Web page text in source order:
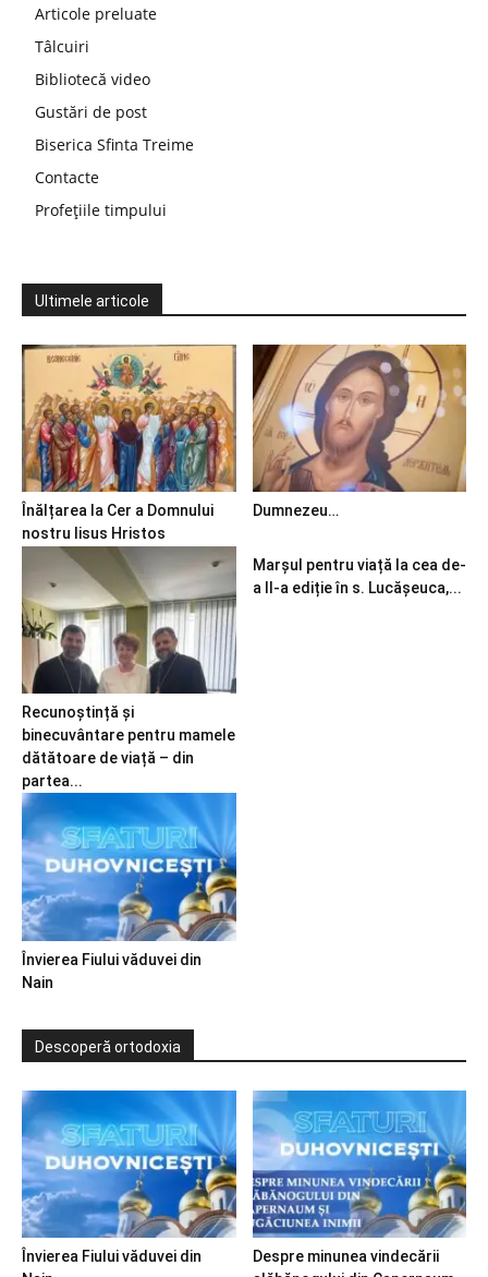
Articole preluate
Tâlcuiri
Bibliotecă video
Gustări de post
Biserica Sfinta Treime
Contacte
Profețiile timpului
Ultimele articole
Înălțarea la Cer a Domnului
nostru Iisus Hristos
Dumnezeu…
Recunoștință și
binecuvântare pentru mamele
dătătoare de viață – din
partea...
Marșul pentru viață la cea de-
a II-a ediție în s. Lucășeuca,...
Învierea Fiului văduvei din
Nain
Descoperă ortodoxia
Învierea Fiului văduvei din
Despre minunea vindecării